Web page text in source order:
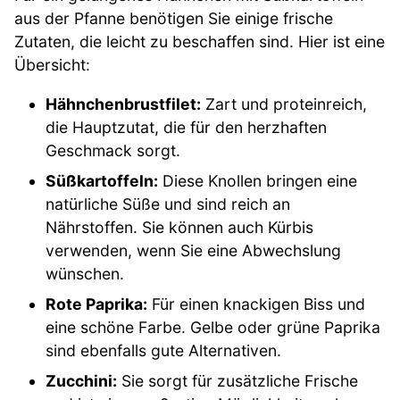
aus der Pfanne benötigen Sie einige frische
Zutaten, die leicht zu beschaffen sind. Hier ist eine
Übersicht:
Hähnchenbrustfilet: Zart und proteinreich,
die Hauptzutat, die für den herzhaften
Geschmack sorgt.
Süßkartoffeln: Diese Knollen bringen eine
natürliche Süße und sind reich an
Nährstoffen. Sie können auch Kürbis
verwenden, wenn Sie eine Abwechslung
wünschen.
Rote Paprika: Für einen knackigen Biss und
eine schöne Farbe. Gelbe oder grüne Paprika
sind ebenfalls gute Alternativen.
Zucchini: Sie sorgt für zusätzliche Frische